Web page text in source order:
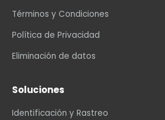
Términos y Condiciones
Política de Privacidad
Eliminación de datos
Soluciones
Identificación y Rastreo